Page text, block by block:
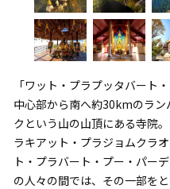
「ワット・プラプッタバート
中心部から南へ約30kmのラン
クという山の山頂にある寺院
ラキアット・プラジョムクラ
ト・プラバート・プー・パー
の人々の間では、その一部を